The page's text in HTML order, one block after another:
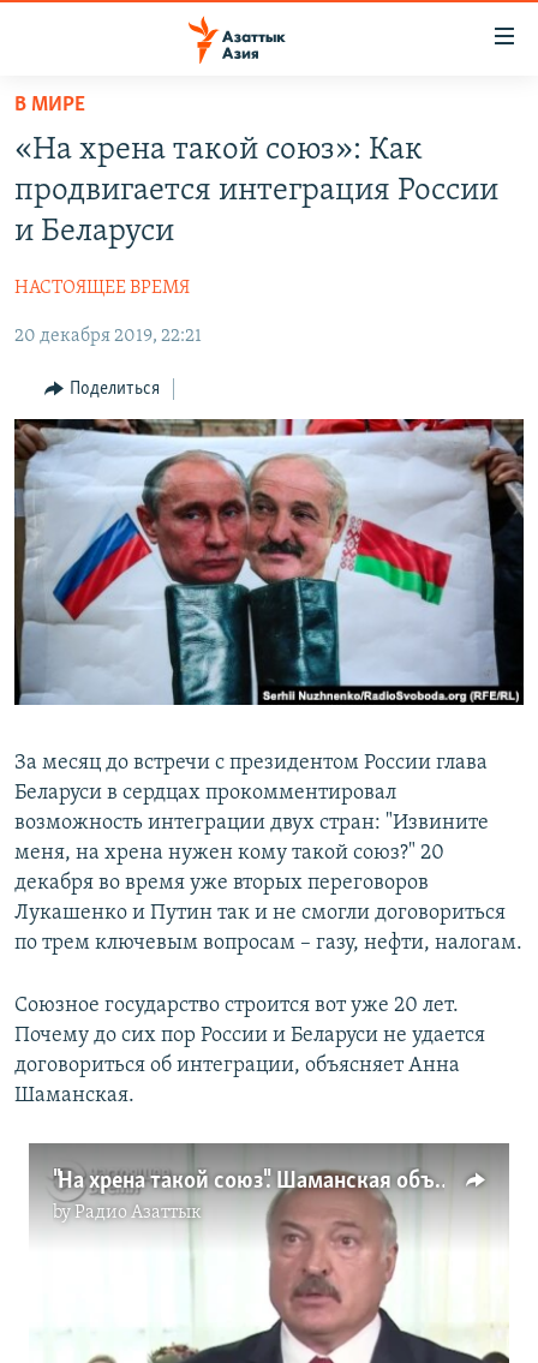
Вернуться
основному
содержанию
Вернутся
главной
Вернутся
поиску
КАЗАХСТАН
КЫРГЫЗСТАН
ТАДЖИКИСТАН
НОВОСТИ
ВОЙНА В УКРАИНЕ
ҚАЗАҚША
КЫРГЫЗЧА
ЎЗБЕКЧА
ТОҶИКӢ
TÜRKMENÇE
ПОДПИШИТЕСЬ НА НАС В СОЦСЕТЯХ
Все сайты РСЕ/РС
В МИРЕ
«На хрена такой союз»: Как
продвигается интеграция России
и Беларуси
НАСТОЯЩЕЕ ВРЕМЯ
20 декабря 2019, 22:21
Поделиться
За месяц до встречи с президентом России глава
Беларуси в сердцах прокомментировал
возможность интеграции двух стран: "Извините
меня, на хрена нужен кому такой союз?" 20
декабря во время уже вторых переговоров
Лукашенко и Путин так и не смогли договориться
по трем ключевым вопросам – газу, нефти, налогам.
Союзное государство строится вот уже 20 лет.
Почему до сих пор России и Беларуси не удается
договориться об интеграции, объясняет Анна
Шаманская.
"На хрена такой союз". Шаманская объясняет все про интеграцию России и Беларуси
byРадио Азаттык